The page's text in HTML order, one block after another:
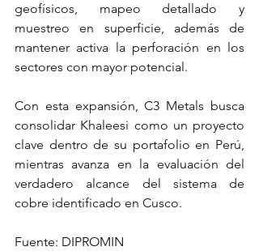
geofísicos, mapeo detallado y
muestreo en superficie, además de
mantener activa la perforación en los
sectores con mayor potencial.
Con esta expansión, C3 Metals busca
consolidar Khaleesi como un proyecto
clave dentro de su portafolio en Perú,
mientras avanza en la evaluación del
verdadero alcance del sistema de
cobre identificado en Cusco.
Fuente: DIPROMIN